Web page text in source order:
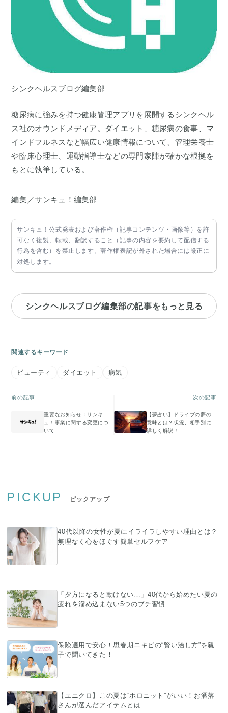
シンクヘルスブログ編集部
糖尿病に強みを持つ健康管理アプリを展開するシンクヘル
ス社のオウンドメディア。ダイエット、糖尿病の食事、マ
インドフルネスなど幅広い健康情報について、管理栄養士
や臨床心理士、運動指導士などの専門家陣が確かな根拠を
もとに執筆している。
編集／サンキュ！編集部
サンキュ！公式発表および著作権（記事コンテンツ・画像等）を許
可なく複製、転載、翻訳すること（記事の内容を要約して配信する
行為を含む）を禁止します。著作権表記が外された場合には厳正に
対処します。
シンクヘルスブログ編集部の記事をもっと見る
関連するキーワード
ビューティ ダイエット 病気
前の記事
重要なお知らせ：サンキ
ュ！事業に関する変更につ
いて
次の記事
【夢占い】ドライブの夢の
意味とは？状況、相手別に
詳しく解説！
PICKUP ピックアップ
40代以降の女性が夏にイライラしやすい理由とは？
無理なく心をほぐす簡単セルフケア
「夕方になると動けない…」40代から始めたい夏の
疲れを溜め込まない5つのプチ習慣
保険適用で安心！思春期ニキビの“賢い治し方”を親
子で聞いてきた！
【ユニクロ】この夏は“ポロニット”がいい！お洒落
さんが選んだアイテムとは